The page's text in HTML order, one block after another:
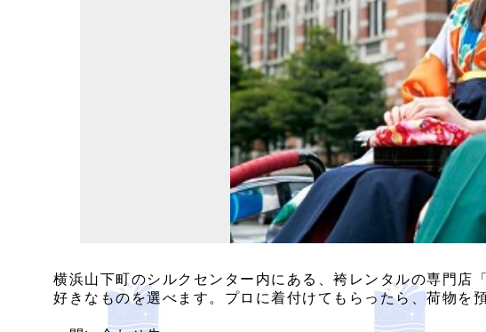
横浜山下町のシルクセンター内にある、袴レンタルの専門店
好きなものを選べます。プロに着付けてもらったら、荷物を